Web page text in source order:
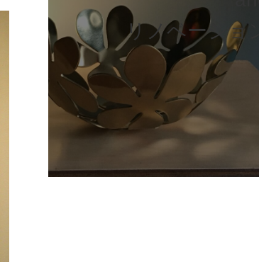
リノベーション